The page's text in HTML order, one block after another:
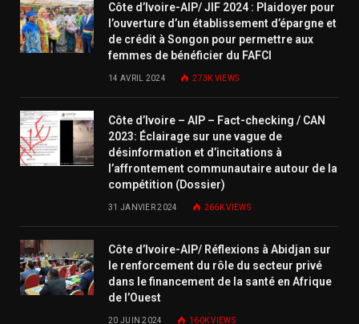
Côte d’Ivoire-AIP/ JIF 2024 : Plaidoyer pour
l’ouverture d’un établissement d’épargne et
de crédit à Songon pour permettre aux
femmes de bénéficier du FAFCI
14 AVRIL 2024 273K VIEWS
Côte d’Ivoire – AIP – Fact-checking / CAN
2023: Éclairage sur une vague de
désinformation et d’incitations à
l’affrontement communautaire autour de la
compétition (Dossier)
31 JANVIER 2024 266KVIEWS
Côte d’Ivoire-AIP/ Réflexions à Abidjan sur
le renforcement du rôle du secteur privé
dans le financement de la santé en Afrique
de l’Ouest
20 JUIN 2024 160KVIEWS